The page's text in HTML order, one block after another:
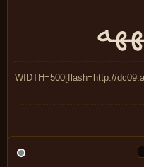
[flash=http://dc09.arabsh.com/i/02648/kcecgek5v3yo.swf]WIDTH=500